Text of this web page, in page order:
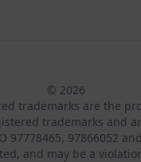
© 2026
trademarks are the
trademarks and
97866052
and may be a